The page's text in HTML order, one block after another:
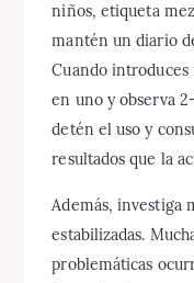
niños, etiqueta
mantén un diario
Cuando
en uno y observa
detén el uso y
resultados que la
Además, investiga
estabilizadas.
problemáticas